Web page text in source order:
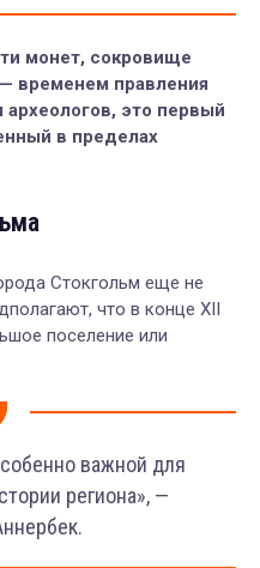
монет, сокровище
временем правления
это первый
в пределах
Стокгольм еще не
что в конце XII
поселение или
важной для
региона», —